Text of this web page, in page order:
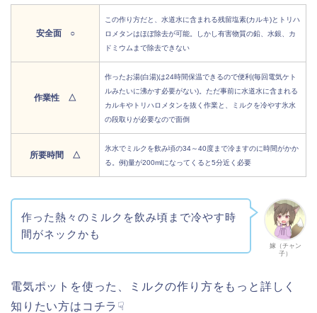
安全面 ○
この作り方だと、水道水に含まれる残留塩素(カルキ)とトリハ
ロメタンはほぼ除去が可能。しかし有害物質の鉛、水銀、カ
ドミウムまで除去できない
作業性 △
作ったお湯(白湯)は24時間保温できるので便利(毎回電気ケト
ルみたいに沸かす必要がない)。ただ事前に水道水に含まれる
カルキやトリハロメタンを抜く作業と、ミルクを冷やす氷水
の段取りが必要なので面倒
所要時間 △
氷水でミルクを飲み頃の34～40度まで冷ますのに時間がかか
る。例)量が200mlになってくると5分近く必要
嫁（チャン
子）
作った熱々のミルクを飲み頃まで冷やす時
間がネックかも
電気ポットを使った、ミルクの作り方をもっと詳しく
知りたい方はコチラ☟